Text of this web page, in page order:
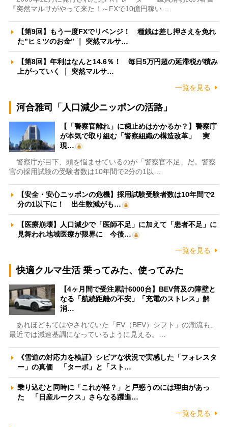
『突然マルサがやって来た！～FXで10億円稼い…
【第9回】もう一度FXでリベンジ！ 種銭は差し押さえを免れ
た”ヒミツのお金” ｜ 突然マルサ…
【第8回】年利はなんと14.6％！ 毎日5万円超の延滞税が積み
上がっていく ｜ 突然マルサ…
一覧を見る
河合雅司「人口減少ニッポンの活路」
【「警察官離れ」に歯止めはかかるか？】警察庁
が本気で取り組む「警察組織の構造改革」 実
現…
警察庁が目下、頭を悩ませているのが「警察官不足」だ。警察
官の採用試験の受験者数は10年間で2分の1以…
【安全・安心ニッポンの危機】採用試験受験者数は10年間で2
分の1以下に！ 出生数減がも…
【医療崩壊】人口減少で「医師不足」に加えて「患者不足」に
見舞われ地域医療が限界に 今後…
一覧を見る
快適クルマ生活 乗ってみた、使ってみた
【4ヶ月間で受注累計6000台】BEV普及の障壁と
なる「航続距離の不安」「充電のストレス」解
消…
あれほどもてはやされていた「EV（BEV）シフト」の潮流も、
最近では減速基調になっているように見える。…
《雪道の対応力を検証》シビアな状況で実感した「フォレスタ
ー」の真価 「ターボ」と「スト…
乗り込むと同時に「これが軽？」と戸惑うのには理由があっ
た 「日産ルークス」さらなる躍進…
一覧を見る